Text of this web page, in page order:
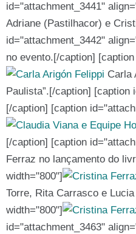
id="attachment_3441"
Adriane (Pastilhacor) e
id="attachment_3442"
no evento.[/caption]
Carla
Paulista”.[/caption] [caption
[/caption] [caption
[/caption] [caption
Ferraz no lançamento do
width="800"]
Torre, Rita Carrasco e
width="800"]
id="attachment_3463"